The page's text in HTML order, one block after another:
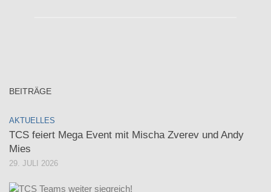
BEITRÄGE
AKTUELLES
TCS feiert Mega Event mit Mischa Zverev und Andy
Mies
29. JULI 2026